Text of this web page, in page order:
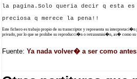
la pagina.Solo queria decir q esta es
Este fichero es trabajo propio de su transcriptor y representa su
privado, por lo que se prohibe su reproducci�n o retransmisi�n, as� como su
Fuente: Ya nada volver� a ser como